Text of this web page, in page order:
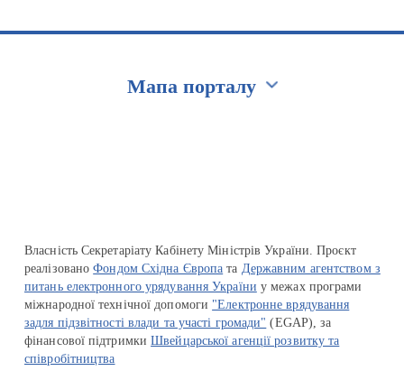
Мапа порталу
Власність Секретаріату Кабінету Міністрів України. Проєкт
реалізованоФондом Східна Європа та Державним агентством з
питань електронного урядування України у межах програми
міжнародної технічної допомоги "Електронне врядування
задля підзвітності влади та участі громади" (EGAP), за
фінансової підтримкиШвейцарської агенції розвитку та
співробітництва